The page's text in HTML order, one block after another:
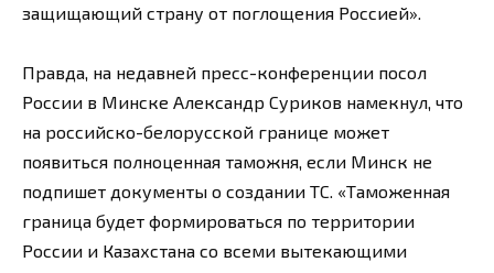
защищающий страну от поглощения Россией».
Правда, на недавней пресс-конференции посол
России в Минске Александр Суриков намекнул, что
на российско-белорусской границе может
появиться полноценная таможня, если Минск не
подпишет документы о создании ТС. «Таможенная
граница будет формироваться по территории
России и Казахстана со всеми вытекающими